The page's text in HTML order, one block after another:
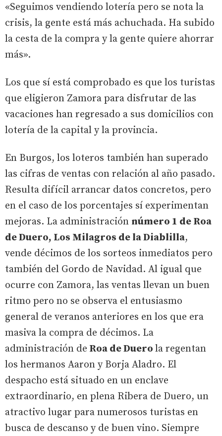
«Seguimos vendiendo lotería pero se nota la
crisis, la gente está más achuchada. Ha subido
la cesta de la compra y la gente quiere ahorrar
más».
Los que sí está comprobado es que los turistas
que eligieron Zamora para disfrutar de las
vacaciones han regresado a sus domicilios con
lotería de la capital y la provincia.
En Burgos, los loteros también han superado
las cifras de ventas con relación al año pasado.
Resulta difícil arrancar datos concretos, pero
en el caso de los porcentajes sí experimentan
mejoras. La administración número 1 de Roa
de Duero, Los Milagros de la Diablilla,
vende décimos de los sorteos inmediatos pero
también del Gordo de Navidad. Al igual que
ocurre con Zamora, las ventas llevan un buen
ritmo pero no se observa el entusiasmo
general de veranos anteriores en los que era
masiva la compra de décimos. La
administración de Roa de Duero la regentan
los hermanos Aaron y Borja Aladro. El
despacho está situado en un enclave
extraordinario, en plena Ribera de Duero, un
atractivo lugar para numerosos turistas en
busca de descanso y de buen vino. Siempre